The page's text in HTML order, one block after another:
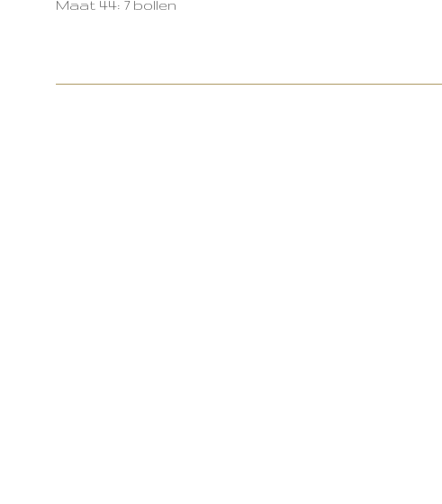
Maat 44: 7 bollen